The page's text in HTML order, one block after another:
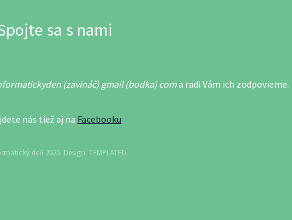
sa s nami
(zavináč) gmail (bodka) coma radi Vám ich zodpovieme.
nás tiež aj na Facebooku
deň 2025. Design: TEMPLATED.